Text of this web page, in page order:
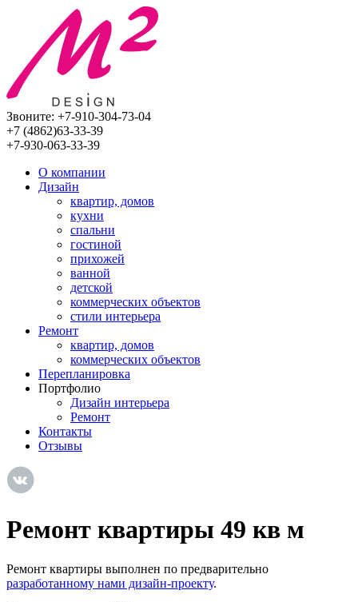
Звоните: +7-910-304-73-04
+7 (4862)63-33-39
+7-930-063-33-39
О компании
Дизайн
квартир, домов
кухни
спальни
гостиной
прихожей
ванной
детской
коммерческих объектов
стили интерьера
Ремонт
квартир, домов
коммерческих объектов
Перепланировка
Портфолио
Дизайн интерьера
Ремонт
Контакты
Отзывы
Ремонт квартиры 49 кв м
Ремонт квартиры выполнен по предварительно
разработанному нами дизайн-проекту.